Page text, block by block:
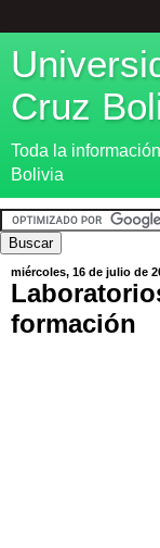
Cruz
Toda la
Bolivia
miércoles, 16 de julio de
formación